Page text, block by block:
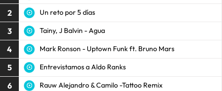
2 Un reto por 5 días
3 Tainy, J Balvin - Agua
4 Mark Ronson - Uptown Funk ft. Bruno Mars
5 Entrevistamos a Aldo Ranks
6 Rauw Alejandro & Camilo -Tattoo Remix